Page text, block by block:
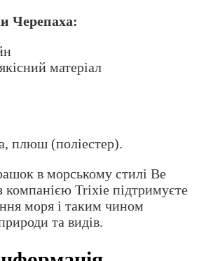
Черепаха:
матеріал
плюш (поліестер).
в морському стилі Be
компанією Trixie підтримуєте
моря і таким чином
та видів.